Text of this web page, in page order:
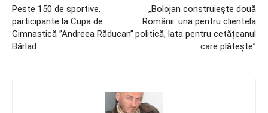
Peste 150 de sportive,
participante la Cupa de
Gimnastică ”Andreea Răducan”
Bârlad
„Bolojan construiește două
Românii: una pentru clientela
politică, lata pentru cetățeanul
care plătește”